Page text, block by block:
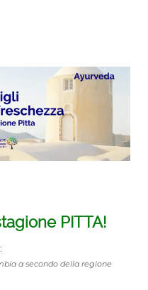
PITTA!
a secondo della regione